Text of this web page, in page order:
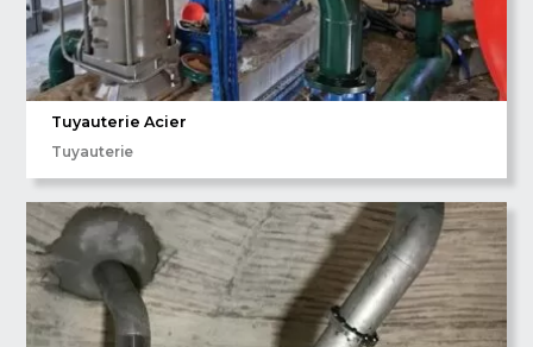
Tuyauterie Acier
Tuyauterie